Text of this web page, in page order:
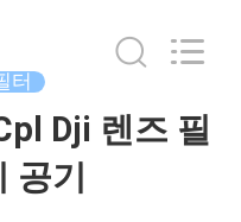
터
Dji 렌즈 필
공기